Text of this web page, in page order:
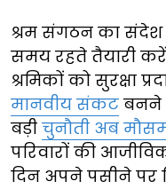
श्रम संगठन का संदेश
समय रहते तैयारी
श्रमिकों को सुरक्षा
मानवीय संकट बनने
बड़ी चुनौती अब
परिवारों की
दिन अपने पसीने पर